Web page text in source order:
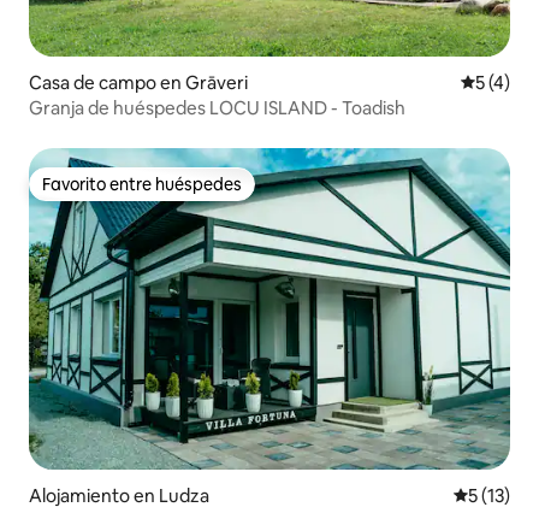
Casa de campo en Grāveri
5 (4)
Granja de huéspedes LOCU ISLAND - Toadish
Favorito entre huéspedes
Favorito entre huéspedes
Alojamiento en Ludza
5 (13)